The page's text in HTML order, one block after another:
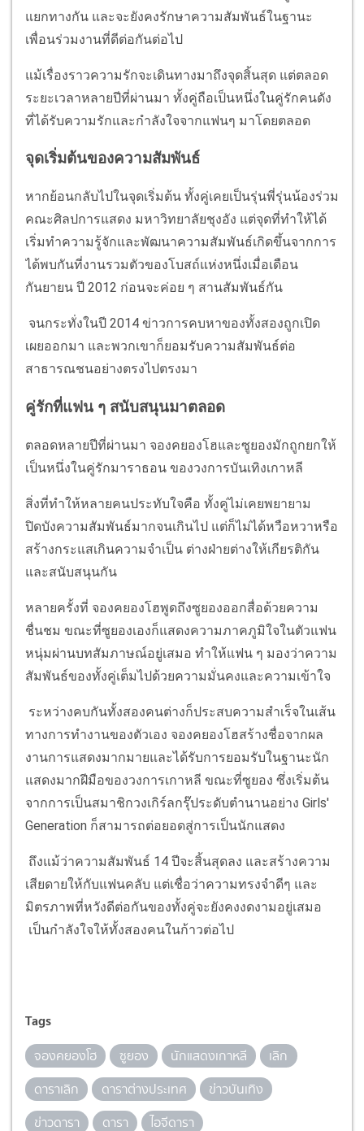
แยกทางกัน และจะยังคงรักษาความสัมพันธ์ในฐานะ
เพื่อนร่วมงานที่ดีต่อกันต่อไป
แม้เรื่องราวความรักจะเดินทางมาถึงจุดสิ้นสุด แต่ตลอด
ระยะเวลาหลายปีที่ผ่านมา ทั้งคู่ถือเป็นหนึ่งในคู่รักคนดัง
ที่ได้รับความรักและกำลังใจจากแฟนๆ มาโดยตลอด
จุดเริ่มต้นของความสัมพันธ์
หากย้อนกลับไปในจุดเริ่มต้น ทั้งคู่เคยเป็นรุ่นพี่รุ่นน้องร่วม
คณะศิลปการแสดง มหาวิทยาลัยชุงอัง แต่จุดที่ทำให้ได้
เริ่มทำความรู้จักและพัฒนาความสัมพันธ์เกิดขึ้นจากการ
ได้พบกันที่งานรวมตัวของโบสถ์แห่งหนึ่งเมื่อเดือน
กันยายน ปี 2012 ก่อนจะค่อย ๆ สานสัมพันธ์กัน
จนกระทั่งในปี 2014 ข่าวการคบหาของทั้งสองถูกเปิด
เผยออกมา และพวกเขาก็ยอมรับความสัมพันธ์ต่อ
สาธารณชนอย่างตรงไปตรงมา
คู่รักที่แฟน ๆ สนับสนุนมาตลอด
ตลอดหลายปีที่ผ่านมา จองคยองโฮและซูยองมักถูกยกให้
เป็นหนึ่งในคู่รักมาราธอน ของวงการบันเทิงเกาหลี
สิ่งที่ทำให้หลายคนประทับใจคือ ทั้งคู่ไม่เคยพยายาม
ปิดบังความสัมพันธ์มากจนเกินไป แต่ก็ไม่ได้หวือหวาหรือ
สร้างกระแสเกินความจำเป็น ต่างฝ่ายต่างให้เกียรติกัน
และสนับสนุนกัน
หลายครั้งที่ จองคยองโฮพูดถึงซูยองออกสื่อด้วยความ
ชื่นชม ขณะที่ซูยองเองก็แสดงความภาคภูมิใจในตัวแฟน
หนุ่มผ่านบทสัมภาษณ์อยู่เสมอ ทำให้แฟน ๆ มองว่าความ
สัมพันธ์ของทั้งคู่เต็มไปด้วยความมั่นคงและความเข้าใจ
ระหว่างคบกันทั้งสองคนต่างก็ประสบความสำเร็จในเส้น
ทางการทำงานของตัวเอง จองคยองโฮสร้างชื่อจากผล
งานการแสดงมากมายและได้รับการยอมรับในฐานะนัก
แสดงมากฝีมือของวงการเกาหลี ขณะที่ซูยอง ซึ่งเริ่มต้น
จากการเป็นสมาชิกวงเกิร์ลกรุ๊ประดับตำนานอย่าง Girls'
Generation ก็สามารถต่อยอดสู่การเป็นนักแสดง
ถึงแม้ว่าความสัมพันธ์ 14 ปีจะสิ้นสุดลง และสร้างความ
เสียดายให้กับแฟนคลับ แต่เชื่อว่าความทรงจำดีๆ และ
มิตรภาพที่หวังดีต่อกันของทั้งคู่จะยังคงงดงามอยู่เสมอ
เป็นกำลังใจให้ทั้งสองคนในก้าวต่อไป
Tags
จองคยองโฮ ซูยอง นักแสดงเกาหลี
เลิก
ดาราเลิก
ดาราต่างประเทศ
ข่าวบันเทิง
ข่าวดารา
ดารา ไอจีดารา